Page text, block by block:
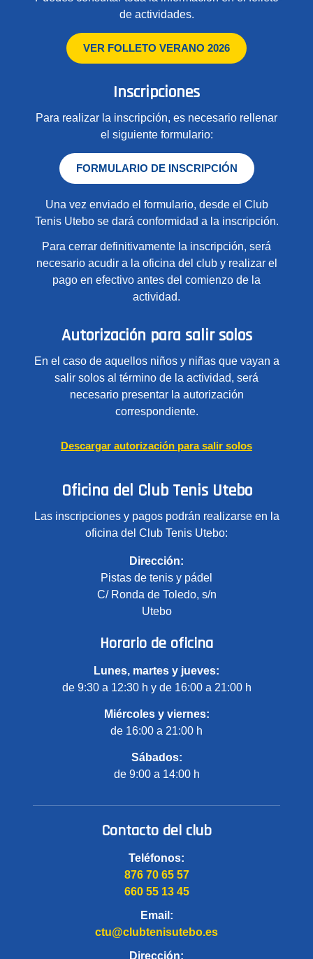
de actividades.
VER FOLLETO VERANO 2026
Inscripciones
Para realizar la inscripción, es necesario rellenar
el siguiente formulario:
FORMULARIO DE INSCRIPCIÓN
Una vez enviado el formulario, desde el Club
Tenis Utebo se dará conformidad a la inscripción.
Para cerrar definitivamente la inscripción, será
necesario acudir a la oficina del club y realizar el
pago en efectivo antes del comienzo de la
actividad.
Autorización para salir solos
En el caso de aquellos niños y niñas que vayan a
salir solos al término de la actividad, será
necesario presentar la autorización
correspondiente.
Descargar autorización para salir solos
Oficina del Club Tenis Utebo
Las inscripciones y pagos podrán realizarse en la
oficina del Club Tenis Utebo:
Dirección:
Pistas de tenis y pádel
C/ Ronda de Toledo, s/n
Utebo
Horario de oficina
Lunes, martes y jueves:
de 9:30 a 12:30 h y de 16:00 a 21:00 h
Miércoles y viernes:
de 16:00 a 21:00 h
Sábados:
de 9:00 a 14:00 h
Contacto del club
Teléfonos:
876 70 65 57
660 55 13 45
Email:
ctu@clubtenisutebo.es
Dirección: